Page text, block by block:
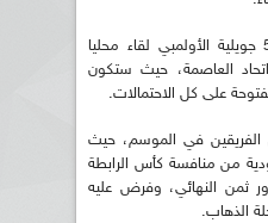
وبالعاصمة، يحتضن ملعب 5 جويلية الأولمبي لقاء محليا
العاصمة، حيث ستكون
على كل الاحتمالات.
الفريقين في الموسم، حيث
من منافسة كأس الرابطة
2-0 في الدور ثمن النهائي، وفرض عليه